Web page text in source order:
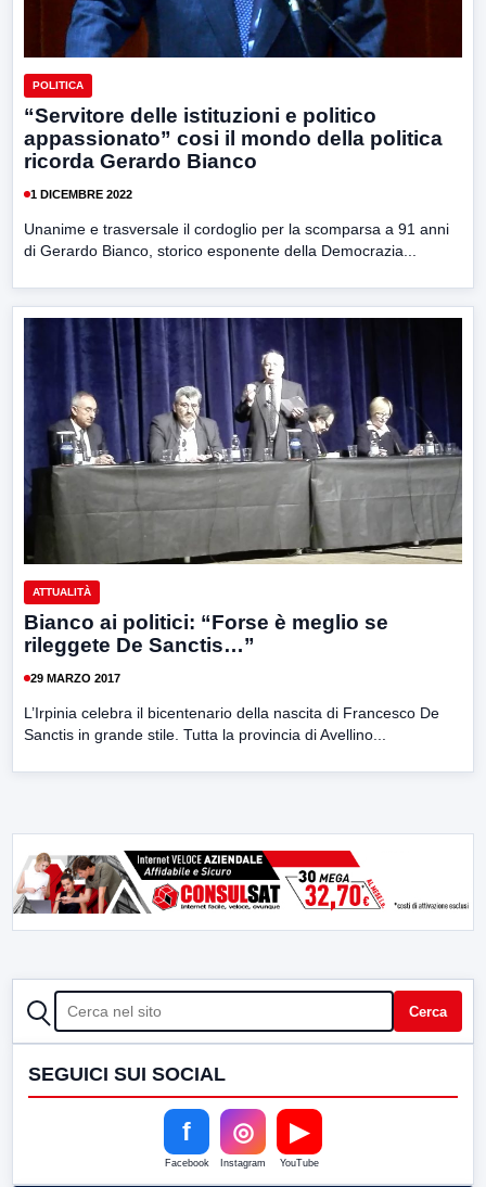
POLITICA
“Servitore delle istituzioni e politico
appassionato” cosi il mondo della politica
ricorda Gerardo Bianco
1 DICEMBRE 2022
Unanime e trasversale il cordoglio per la scomparsa a 91 anni
di Gerardo Bianco, storico esponente della Democrazia...
ATTUALITÀ
Bianco ai politici: “Forse è meglio se
rileggete De Sanctis…”
29 MARZO 2017
L’Irpinia celebra il bicentenario della nascita di Francesco De
Sanctis in grande stile. Tutta la provincia di Avellino...
CERCA Cerca
SEGUICI SUI SOCIAL
f
Facebook
◎
Instagram
▶
YouTube